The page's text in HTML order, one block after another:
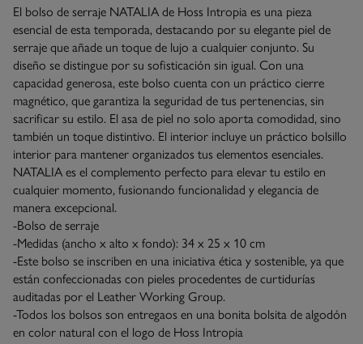
El bolso de serraje NATALIA de Hoss Intropia es una pieza
esencial de esta temporada, destacando por su elegante piel de
serraje que añade un toque de lujo a cualquier conjunto. Su
diseño se distingue por su sofisticación sin igual. Con una
capacidad generosa, este bolso cuenta con un práctico cierre
magnético, que garantiza la seguridad de tus pertenencias, sin
sacrificar su estilo. El asa de piel no solo aporta comodidad, sino
también un toque distintivo. El interior incluye un práctico bolsillo
interior para mantener organizados tus elementos esenciales.
NATALIA es el complemento perfecto para elevar tu estilo en
cualquier momento, fusionando funcionalidad y elegancia de
manera excepcional.
-Bolso de serraje
-Medidas (ancho x alto x fondo): 34 x 25 x 10 cm
-Este bolso se inscriben en una iniciativa ética y sostenible, ya que
están confeccionadas con pieles procedentes de curtidurías
auditadas por el Leather Working Group.
-Todos los bolsos son entregaos en una bonita bolsita de algodón
en color natural con el logo de Hoss Intropia